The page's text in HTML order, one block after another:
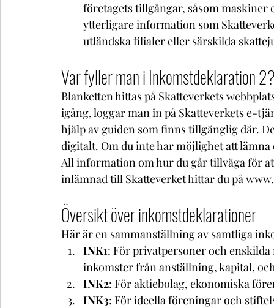
företagets tillgångar, såsom
ytterligare information som
utländska filialer eller särskilda
Var fyller man i Inkomstdeklaration
Blanketten hittas på Skatteverkets
igång, loggar man in på Skatteverkets e-
hjälp av guiden som finns tillgänglig där.
digitalt. Om du inte har möjlighet att
All information om hur du går tillväga för
inlämnad till Skatteverket hittar du på
Översikt över inkomstdeklarationer
Här är en sammanställning av samtliga
INK1: För privatpersoner och
inkomster från anställning, kapital,
INK2: För aktiebolag, ekonomiska
INK3: För ideella föreningar och